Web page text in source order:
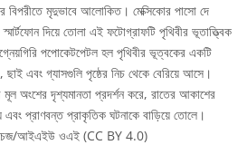
মৃদুভাবে আলোকিত। মেক্সিকোর পাসো দে
দিয়ে তোলা এই ফটোগ্রাফটি পৃথিবীর ভূতাত্ত্বিক
পপোকেটপেটল হল পৃথিবীর ভূত্বকের একটি
ছাই এবং গ্যাসগুলি পৃষ্ঠের নিচ থেকে বেরিয়ে আসে।
অংশের দৃশ্যমানতা প্রদর্শন করে, রাতের আকাশের
প্রাণবন্ত প্রাকৃতিক ঘটনাকে বাড়িয়ে তোলে।
আইএইউ ওএই (CC BY 4.0)